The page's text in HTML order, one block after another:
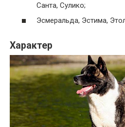
Санта, Сулико;
Эсмеральда, Эстима,
Характер